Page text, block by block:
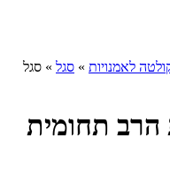
לאמנויות » סגל » סגל
הרב תחומית